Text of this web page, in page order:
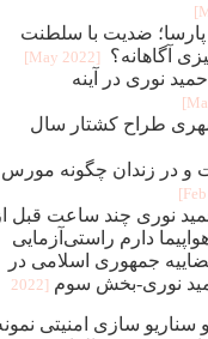
ضديت با سلطنت
آگاهانه؟
[2022 May]
نوری در آینه
طراح کشتار سال
در زندان چگونه مورس
نوری چند ساعت قبل
دارم راستی‌آزمایی
جمهوری اسلامی در
نوری-بخش سوم
[2022
سازی امنيتی